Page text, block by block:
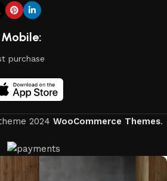
purchase
2024 WooCommerce Themes.